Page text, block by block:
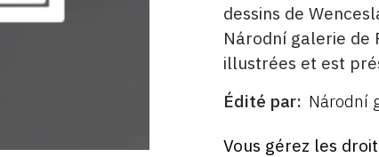
dessins de
Národní galerie de
illustrées et est
ÉDITÉ
Édité par Národní
FORMAT
ÉTAT
Vous gérez les